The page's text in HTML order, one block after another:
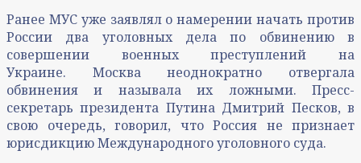
Ранее МУС уже заявлял о намерении начать против
России два уголовных дела по обвинению в
совершении военных преступлений на
Украине. Москва неоднократно отвергала
обвинения и называла их ложными. Пресс-
секретарь президента Путина Дмитрий Песков, в
свою очередь, говорил, что Россия не признает
юрисдикцию Международного уголовного суда.